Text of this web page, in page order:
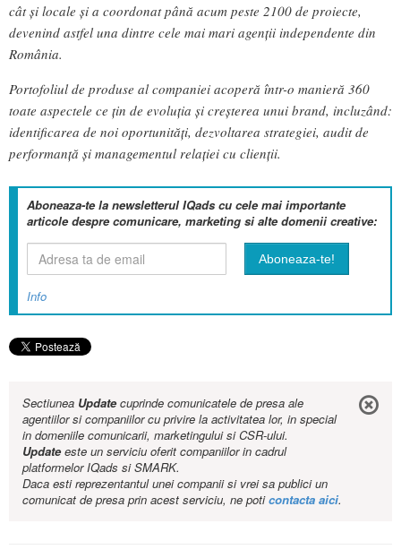
cât și locale și a coordonat până acum peste 2100 de proiecte,
devenind astfel una dintre cele mai mari agenții independente din
România.
Portofoliul de produse al companiei acoperă într-o manieră 360
toate aspectele ce țin de evoluția și creșterea unui brand, incluzând:
identificarea de noi oportunități, dezvoltarea strategiei, audit de
performanță și managementul relației cu clienții.
Aboneaza-te la newsletterul IQads cu cele mai importante
articole despre comunicare, marketing si alte domenii creative:
Info
Sectiunea Updatecuprinde comunicatele de presa ale
agentiilor si companiilor cu privire la activitatea lor, in special
in domeniile comunicarii, marketingului si CSR-ului.
Updateeste un serviciu oferit companiilor in cadrul
platformelor IQads si SMARK.
Daca esti reprezentantul unei companii si vrei sa publici un
comunicat de presa prin acest serviciu, ne poticontacta aici.